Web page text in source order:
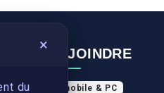
×
du
NOUS REJOINDRE
Application mobile & PC